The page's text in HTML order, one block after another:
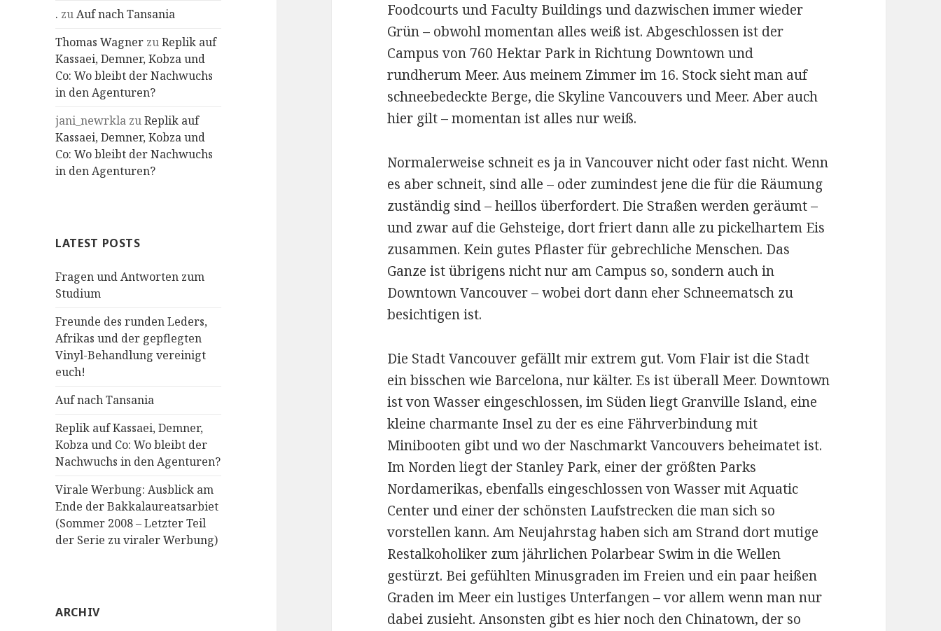
. zuAuf nach Tansania
Thomas Wagner zuReplik auf
Kassaei, Demner, Kobza und
Co: Wo bleibt der Nachwuchs
in den Agenturen?
jani_newrkla zuReplik auf
Kassaei, Demner, Kobza und
Co: Wo bleibt der Nachwuchs
in den Agenturen?
LATEST POSTS
Fragen und Antworten zum
Studium
Freunde des runden Leders,
Afrikas und der gepflegten
Vinyl-Behandlung vereinigt
euch!
Auf nach Tansania
Replik auf Kassaei, Demner,
Kobza und Co: Wo bleibt der
Nachwuchs in den Agenturen?
Virale Werbung: Ausblick am
Ende der Bakkalaureatsarbiet
(Sommer 2008 – Letzter Teil
der Serie zu viraler Werbung)
ARCHIV
Foodcourts und Faculty Buildings und dazwischen immer wieder
Grün – obwohl momentan alles weiß ist. Abgeschlossen ist der
Campus von 760 Hektar Park in Richtung Downtown und
rundherum Meer. Aus meinem Zimmer im 16. Stock sieht man auf
schneebedeckte Berge, die Skyline Vancouvers und Meer. Aber auch
hier gilt – momentan ist alles nur weiß.
Normalerweise schneit es ja in Vancouver nicht oder fast nicht. Wenn
es aber schneit, sind alle – oder zumindest jene die für die Räumung
zuständig sind – heillos überfordert. Die Straßen werden geräumt –
und zwar auf die Gehsteige, dort friert dann alle zu pickelhartem Eis
zusammen. Kein gutes Pflaster für gebrechliche Menschen. Das
Ganze ist übrigens nicht nur am Campus so, sondern auch in
Downtown Vancouver – wobei dort dann eher Schneematsch zu
besichtigen ist.
Die Stadt Vancouver gefällt mir extrem gut. Vom Flair ist die Stadt
ein bisschen wie Barcelona, nur kälter. Es ist überall Meer. Downtown
ist von Wasser eingeschlossen, im Süden liegt Granville Island, eine
kleine charmante Insel zu der es eine Fährverbindung mit
Minibooten gibt und wo der Naschmarkt Vancouvers beheimatet ist.
Im Norden liegt der Stanley Park, einer der größten Parks
Nordamerikas, ebenfalls eingeschlossen von Wasser mit Aquatic
Center und einer der schönsten Laufstrecken die man sich so
vorstellen kann. Am Neujahrstag haben sich am Strand dort mutige
Restalkoholiker zum jährlichen Polarbear Swim in die Wellen
gestürzt. Bei gefühlten Minusgraden im Freien und ein paar heißen
Graden im Meer ein lustiges Unterfangen – vor allem wenn man nur
dabei zusieht. Ansonsten gibt es hier noch den Chinatown, der so